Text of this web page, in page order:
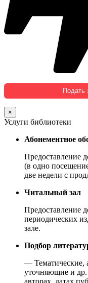
×
Услуги библиотеки
Абонементное
Предоставление
(в одно
две недели с
Читальный зал
Предоставление
периодических
зале.
Подбор
— Тематические,
уточняющие и др.
авторах, датах